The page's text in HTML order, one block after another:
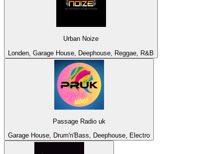
Urban Noize
Londen, Garage House, Deephouse, Reggae, R&B
Passage Radio uk
Garage House, Drum'n'Bass, Deephouse, Electro